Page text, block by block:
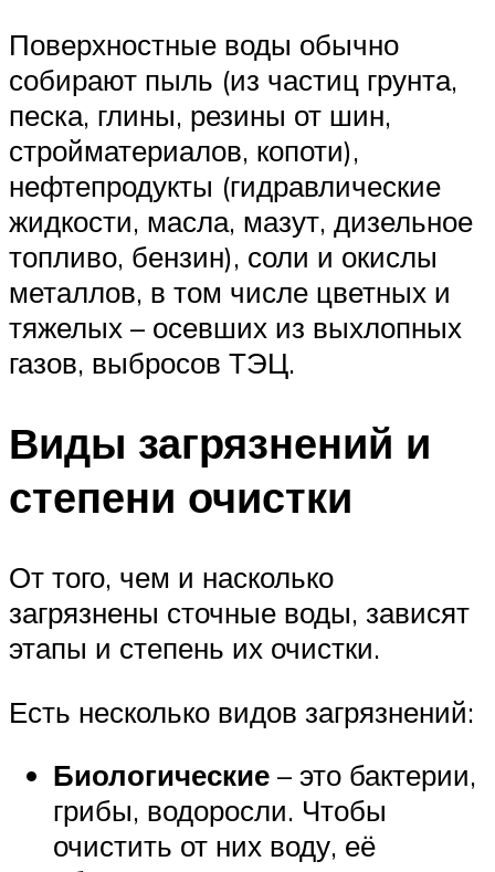
Поверхностные воды обычно
собирают пыль (из частиц грунта,
песка, глины, резины от шин,
стройматериалов, копоти),
нефтепродукты (гидравлические
жидкости, масла, мазут, дизельное
топливо, бензин), соли и окислы
металлов, в том числе цветных и
тяжелых – осевших из выхлопных
газов, выбросов ТЭЦ.
Виды загрязнений и
степени очистки
От того, чем и насколько
загрязнены сточные воды, зависят
этапы и степень их очистки.
Есть несколько видов загрязнений:
Биологические – это бактерии,
грибы, водоросли. Чтобы
очистить от них воду, её